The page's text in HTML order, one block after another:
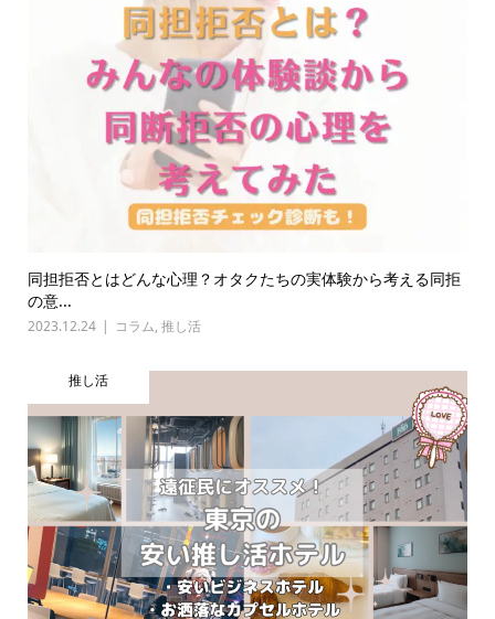
同担拒否とはどんな心理？オタクたちの実体験から考える同拒
の意...
2023.12.24 コラム, 推し活
推し活